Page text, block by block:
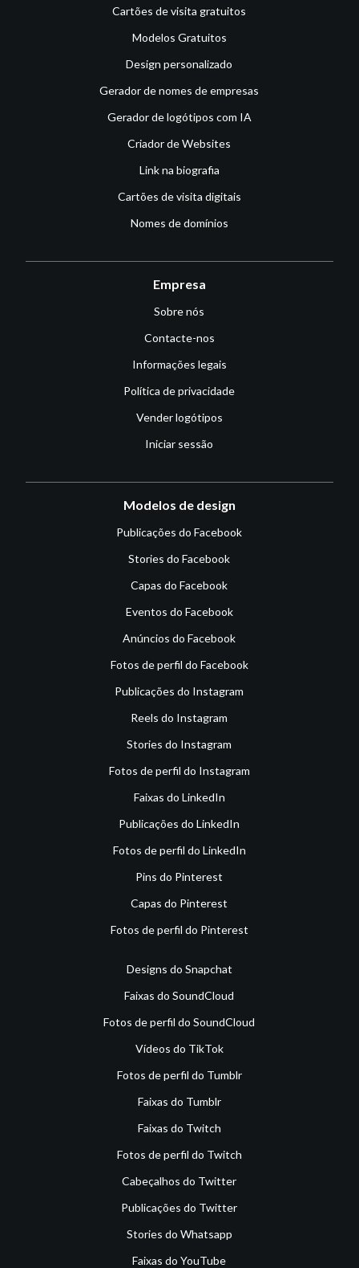
Cartões de visita gratuitos
Modelos Gratuitos
Design personalizado
Gerador de nomes de empresas
Gerador de logótipos com IA
Criador de Websites
Link na biografia
Cartões de visita digitais
Nomes de domínios
Empresa
Sobre nós
Contacte-nos
Informações legais
Política de privacidade
Vender logótipos
Iniciar sessão
Modelos de design
Publicações do Facebook
Stories do Facebook
Capas do Facebook
Eventos do Facebook
Anúncios do Facebook
Fotos de perfil do Facebook
Publicações do Instagram
Reels do Instagram
Stories do Instagram
Fotos de perfil do Instagram
Faixas do LinkedIn
Publicações do LinkedIn
Fotos de perfil do LinkedIn
Pins do Pinterest
Capas do Pinterest
Fotos de perfil do Pinterest
Designs do Snapchat
Faixas do SoundCloud
Fotos de perfil do SoundCloud
Vídeos do TikTok
Fotos de perfil do Tumblr
Faixas do Tumblr
Faixas do Twitch
Fotos de perfil do Twitch
Cabeçalhos do Twitter
Publicações do Twitter
Stories do Whatsapp
Faixas do YouTube